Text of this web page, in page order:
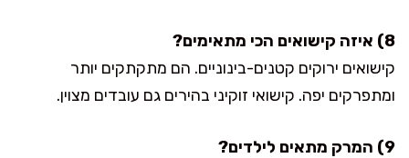
8) איזה קישואים הכי מתאימים?
קישואים ירוקים קטנים-בינוניים. הם מתקתקים יותר
ומתפרקים יפה. קישואי זוקיני בהירים גם עובדים מצוין.
9) המרק מתאים לילדים?